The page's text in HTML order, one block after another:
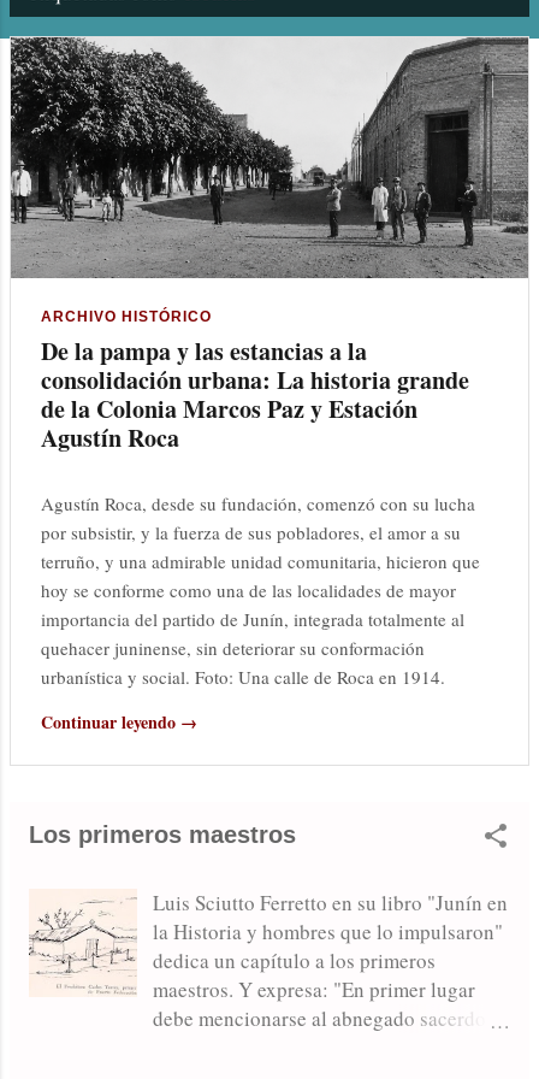
n
t
r
a
d
a
ARCHIVO HISTÓRICO
De la pampa y las estancias a la
consolidación urbana: La historia grande
de la Colonia Marcos Paz y Estación
Agustín Roca
Agustín Roca, desde su fundación, comenzó con su lucha
por subsistir, y la fuerza de sus pobladores, el amor a su
terruño, y una admirable unidad comunitaria, hicieron que
hoy se conforme como una de las localidades de mayor
importancia del partido de Junín, integrada totalmente al
quehacer juninense, sin deteriorar su conformación
urbanística y social. Foto: Una calle de Roca en 1914.
Continuar leyendo →
Los primeros maestros
Luis Sciutto Ferretto en su libro "Junín en
la Historia y hombres que lo impulsaron"
dedica un capítulo a los primeros
maestros. Y expresa: "En primer lugar
debe mencionarse al abnegado sacerdote